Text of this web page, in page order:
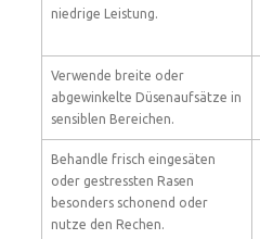
niedrige Leistung.
Verwende breite oder
abgewinkelte Düsenaufsätze in
sensiblen Bereichen.
Behandle frisch eingesäten
oder gestressten Rasen
besonders schonend oder
nutze den Rechen.